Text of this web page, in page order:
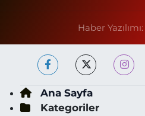
Haber Yazılımı:
Ana Sayfa
Kategoriler